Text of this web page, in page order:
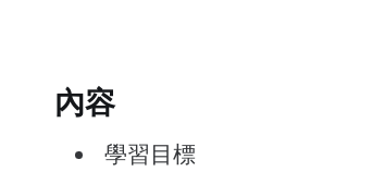
內容
學習目標